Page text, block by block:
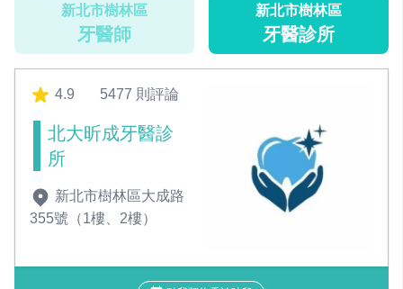
新北市樹林區
牙醫師
新北市樹林區
牙醫診所
4.9 5477 則評論
北大昕成牙醫診
所
新北市樹林區大成路
355號（1樓、2樓）